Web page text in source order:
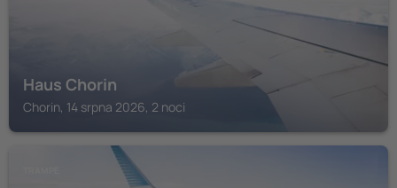
Haus Chorin
Chorin, 14 srpna 2026, 2 noci